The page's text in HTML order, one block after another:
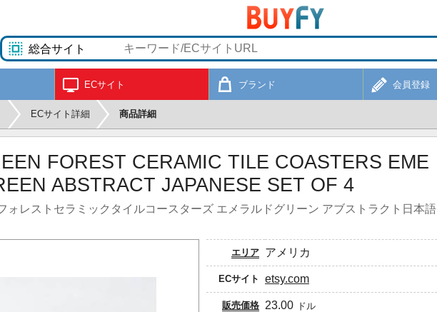
ECサイト ブランド 会員登録
ECサイト詳細 商品詳細
FOREST CERAMIC TILE COASTERS EME
ABSTRACT JAPANESE SET OF 4
ォレストセラミックタイルコースターズ エメラルドグリーン アブストラクト日本語
エリア アメリカ
ECサイト etsy.com
販売価格 23.00 ドル